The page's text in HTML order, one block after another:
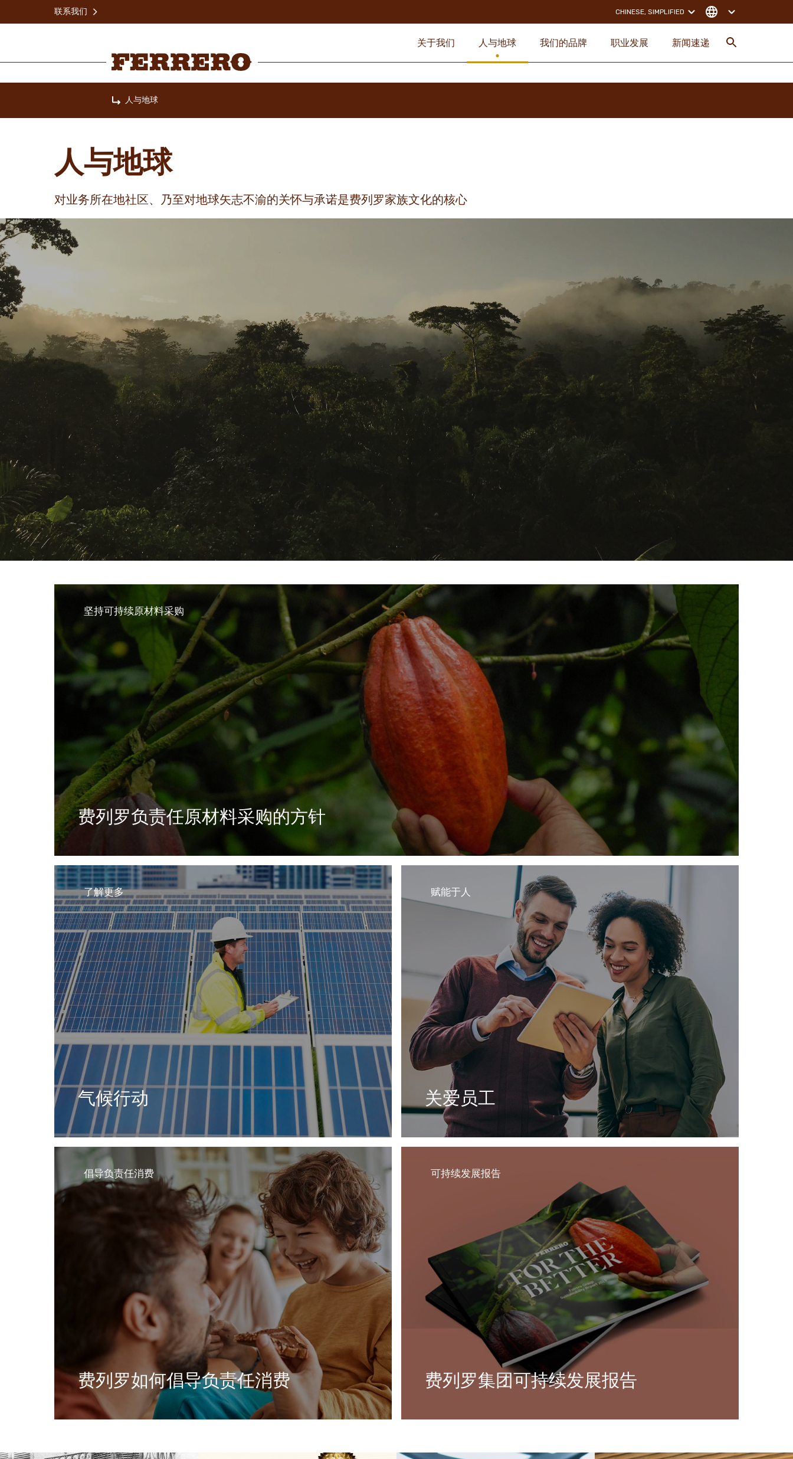
关于我们 人与地球 我们的品牌 职业发展 新闻速递
联系我们 CHINESE, SIMPLIFIED
人与地球
人与地球
对业务所在地社区、乃至对地球矢志不渝的关怀与承诺是费列罗家族文化的核心
坚持可持续原材料采购
费列罗负责任原材料采购的方针
我们致力于建立一个共同繁荣的供应链，令农户及其社区共同受益，并
了解更多
了解更多
气候行动
我们致力于在全球运营过程中和供应链合作中监测并提高产品能源效
率，以减少每年的碳足迹
了解更多
赋能于人
关爱员工
我们关心爱护员工，不遗余力地打造一个所有人能够彼此信任、互相
尊重、多元发展、充满机会的企业文化
了解更多
倡导负责任消费
费列罗如何倡导负责任消费
我们的目标是通过负责任沟通，帮助消费者在购买和消费时做出理性
选择
了解更多
可持续发展报告
费列罗集团可持续发展报告
了解更多